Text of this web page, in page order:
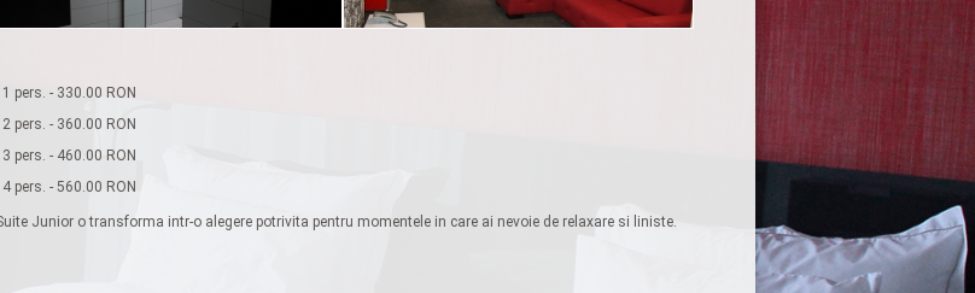
1 pers. - 330.00 RON
2 pers. - 360.00 RON
3 pers. - 460.00 RON
4 pers. - 560.00 RON
Junior o transforma intr-o alegere potrivita pentru momentele in care ai nevoie de relaxare si liniste.